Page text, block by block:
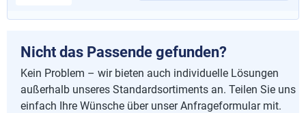
Nicht das Passende gefunden?
Kein Problem – wir bieten auch individuelle Lösungen
außerhalb unseres Standardsortiments an. Teilen Sie uns
einfach Ihre Wünsche über unser Anfrageformular mit.